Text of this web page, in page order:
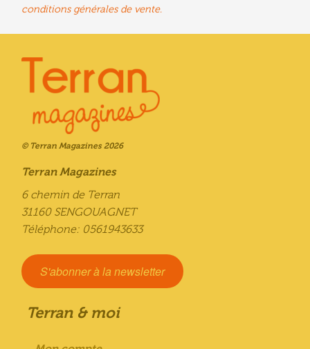
conditions générales de vente.
© Terran Magazines 2026
Terran Magazines
6 chemin de Terran
31160 SENGOUAGNET
Téléphone: 0561943633
S'abonner à la newsletter
Terran & moi